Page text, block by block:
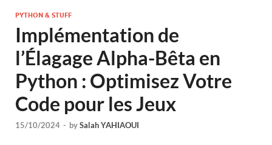
PYTHON & STUFF
Implémentation de
l’Élagage Alpha-Bêta en
Python : Optimisez Votre
Code pour les Jeux
15/10/2024 - bySalah YAHIAOUI